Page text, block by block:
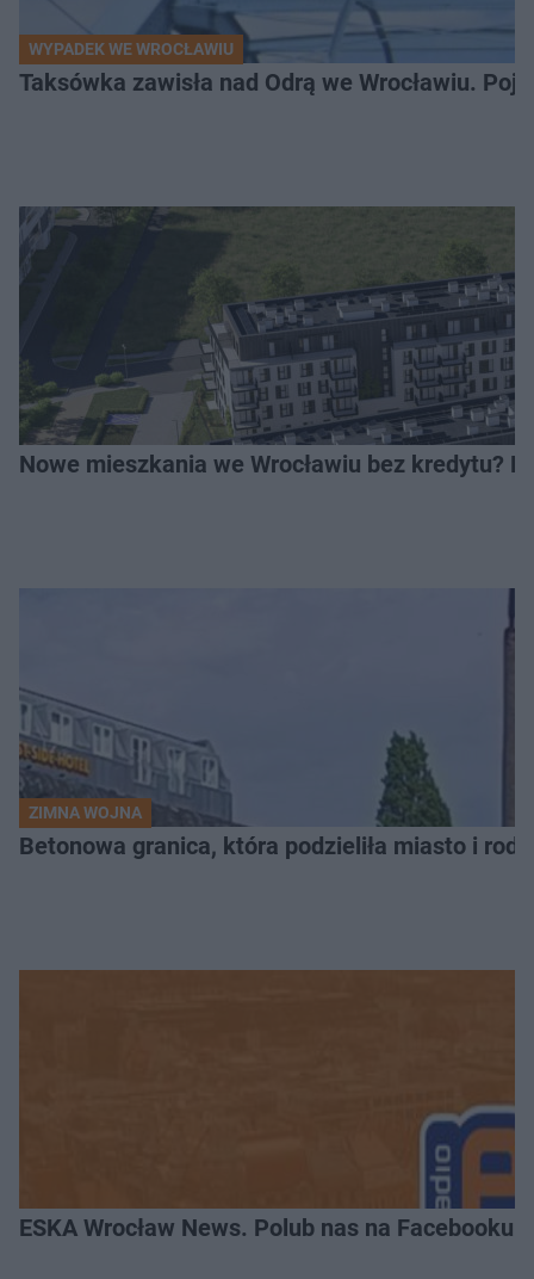
WYPADEK WE WROCŁAWIU
Taksówka zawisła nad Odrą we Wrocławiu.
Nowe mieszkania we Wrocławiu bez kredytu?
ZIMNA WOJNA
Betonowa granica, która podzieliła miasto i
ESKA Wrocław News. Polub nas na Facebooku!